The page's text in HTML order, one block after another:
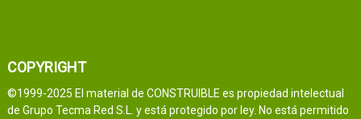
COPYRIGHT
©1999-2025 El material de CONSTRUIBLE es propiedad intelectual
de Grupo Tecma Red S.L. y está protegido por ley. No está permitido